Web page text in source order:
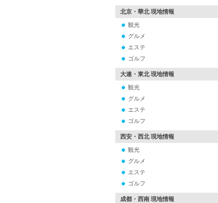
北京・華北 現地情報
観光
グルメ
エステ
ゴルフ
大連・東北 現地情報
観光
グルメ
エステ
ゴルフ
西安・西北 現地情報
観光
グルメ
エステ
ゴルフ
成都・西南 現地情報